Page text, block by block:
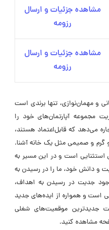
مشاهده جزئیات و ارسال
رزومه
مشاهده جزئیات و ارسال
رزومه
۱۵ سال در میزبانی و مهمان‌نوازی، تنها برندی است
مجموعه آپارتمان‌های خود را
می‌دهد که قابل‌اعتماد هستند،
گرم و صمیمی مثل یک خانه آشنا.
استثنایی است و در این مسیر به
و دانش خود، ما را در رسیدن به
جدیت در رسیدن به اهداف،
است و همواره از ایده‌های جدید
جدیدترین موقعیت‌های شغلی
مشاهده کنید.